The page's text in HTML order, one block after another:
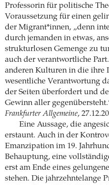
Professorin für politische
Voraussetzung für einen
der Migrant*innen, „denn
durch jemanden in etwas,
strukturlosen Gemenge zu
auch der verantwortliche
anderen Kulturen in die ihre
wesentliche Verantwortung
der Seiten überfordert und
Gewinn aller
Frankfurter Allgemeine,
Eine Aussage, die
erstaunt. Auch in der
Emanzipation im 19.
Behauptung, eine
erst am Ende eines
stehen. Die jahrzehntelange